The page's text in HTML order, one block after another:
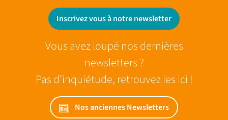
Inscrivez vous à notre newsletter
Vous avez loupé nos dernières
newsletters ?
Pas d’inquiétude, retrouvez les ici !
Nos anciennes Newsletters